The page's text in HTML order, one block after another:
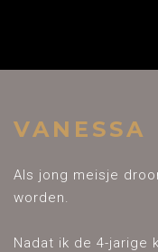
VANESSA
Als jong meisje
worden.
Nadat ik de 4-jarige